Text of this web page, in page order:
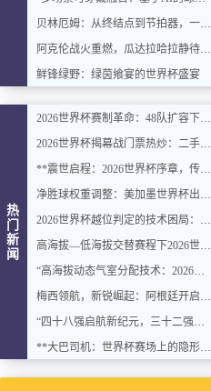
贝林厄姆：从终结点到节拍器，一位中场大师的进化论
阿克伦战火重燃，瓜达拉哈拉静待交锋
鲜锋绿野：绿茵飨宴的世界杯盛宴
热
门
新
闻
2026世界杯赛制革命：48队扩容下的32强淘汰赛对阵逻辑与规则重塑深度解读
2026世界杯揭幕战门票热炒：二手价翻倍仍被瞬间抢空
**震世启程：2026世界杯序章，传奇燃动**
净胜球权重调整：美加墨世界杯出线规则或迎结构性变化
2026世界杯越位判定的技术困局：毫米级精确与物理极限的博弈边界
高海拔—低海拔交替赛程下2026世界杯球员血氧饱和度的动态追踪与影响机制分析
“高海拔动态气室分配技术：2026世界杯官方用球方案”
梅西领航，新锐崛起：阿根廷开启卫冕新征程
“四十八强启航新纪元，三十二强封存旧章：2026世界杯重塑格局”
**大巴司机：世界杯赛场上的隐形战术指挥官与极限驾驶训练**